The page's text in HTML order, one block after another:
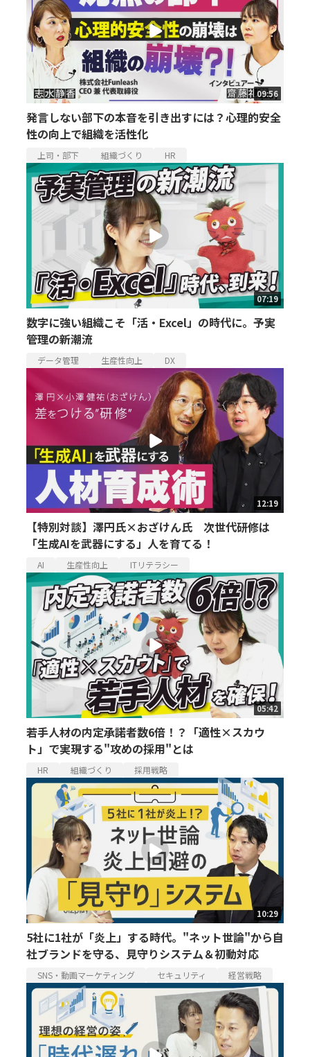
09:56
発言しない部下の本音を引き出すには？心理的安全
性の向上で組織を活性化
上司・部下 組織づくり HR
07:19
数字に強い組織こそ「活・Excel」の時代に。予実
管理の新潮流
データ管理 生産性向上 DX
12:19
【特別対談】澤円氏×おざけん氏 次世代研修は
「生成AIを武器にする」人を育てる！
AI 生産性向上 ITリテラシー
05:42
若手人材の内定承諾者数6倍！？「適性×スカウ
ト」で実現する"攻めの採用"とは
HR 組織づくり 採用戦略
10:29
5社に1社が「炎上」する時代。"ネット世論"から自
社ブランドを守る、見守りシステム＆初動対応
SNS・動画マーケティング セキュリティ 経営戦略